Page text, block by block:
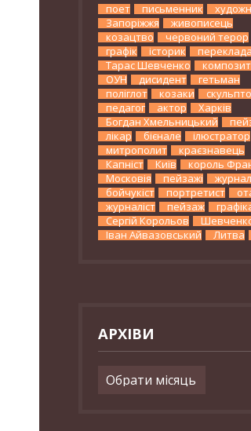
поет письменник
Запоріжжя
живописець
козацтво
червоний терор
графік
історик
Тарас Шевченко
ОУН
дисидент
гетьман
поліглот
козаки
педагог
актор
Харків
Богдан Хмельницький
лікар
бієнале
ілюстратор
митрополит
краєзнавець
Капніст
Київ
король
Московія
пейзажі
бойчукіст
портретист
журналіст
пейзаж
Сергій Корольов
Іван Айвазовський
Литва
АРХІВИ
Архіви